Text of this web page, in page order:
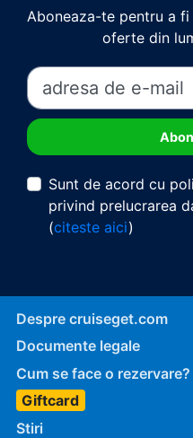
Aboneaza-te pentru a
oferte din
Sunt de acord cu
privind prelucrarea
(citeste aici)
Despre cruiseget.com
Documente legale
Cum se face o rezervare?
Giftcard
Stiri